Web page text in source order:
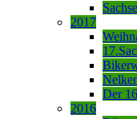
2017
Der
2016